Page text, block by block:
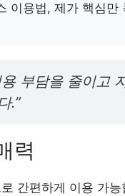
이용법, 제가 핵심만
부담을 줄이고
.”
력
간편하게 이용 가능